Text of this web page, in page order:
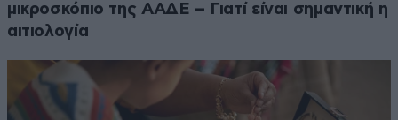
μικροσκόπιο της ΑΑΔΕ – Γιατί είναι σημαντική η
αιτιολογία